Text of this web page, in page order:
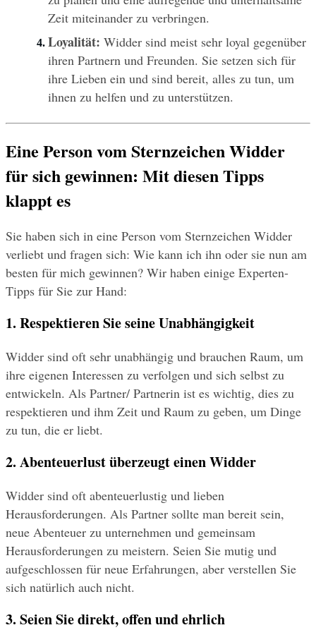
Zeit miteinander zu verbringen.
Loyalität: Widder sind meist sehr loyal gegenüber
ihren Partnern und Freunden. Sie setzen sich für
ihre Lieben ein und sind bereit, alles zu tun, um
ihnen zu helfen und zu unterstützen.
Eine Person vom Sternzeichen Widder
für sich gewinnen: Mit diesen Tipps
klappt es
Sie haben sich in eine Person vom Sternzeichen Widder
verliebt und fragen sich: Wie kann ich ihn oder sie nun am
besten für mich gewinnen? Wir haben einige Experten-
Tipps für Sie zur Hand:
1. Respektieren Sie seine Unabhängigkeit
Widder sind oft sehr unabhängig und brauchen Raum, um
ihre eigenen Interessen zu verfolgen und sich selbst zu
entwickeln. Als Partner/ Partnerin ist es wichtig, dies zu
respektieren und ihm Zeit und Raum zu geben, um Dinge
zu tun, die er liebt.
2. Abenteuerlust überzeugt einen Widder
Widder sind oft abenteuerlustig und lieben
Herausforderungen. Als Partner sollte man bereit sein,
neue Abenteuer zu unternehmen und gemeinsam
Herausforderungen zu meistern. Seien Sie mutig und
aufgeschlossen für neue Erfahrungen, aber verstellen Sie
sich natürlich auch nicht.
3. Seien Sie direkt, offen und ehrlich